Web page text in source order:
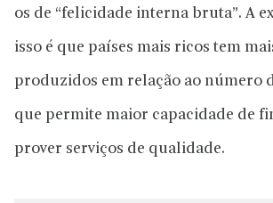
os de “felicidade interna bruta”. A
isso é que países mais ricos tem
produzidos em relação ao número
que permite maior capacidade de
prover serviços de qualidade.